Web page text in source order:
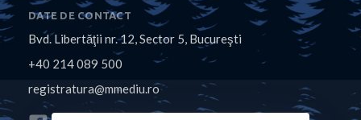
DATE DE CONTACT
Bvd. Libertăţii nr. 12, Sector 5, Bucureşti
+40 214 089 500
registratura@mmediu.ro